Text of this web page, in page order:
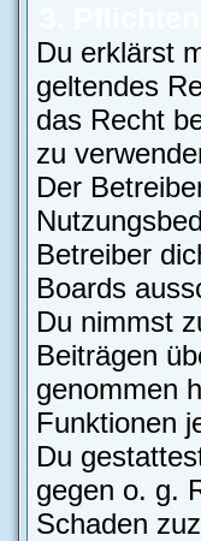
Du erklärst
geltendes
das Recht
zu
Der
Betreiber
Boards
Du nimmst
Beiträgen
genommen
Funktionen
Du
gegen o. g.
Schaden